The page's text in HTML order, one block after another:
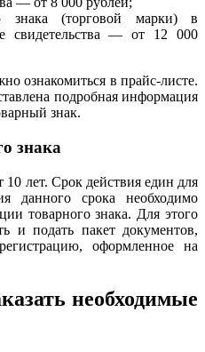
знака (торговой марки) в
свидетельства — от 12 000
ознакомиться в прайс-листе.
подробная информация
знак.
знака
лет. Срок действия един для
данного срока необходимо
товарного знака. Для этого
и подать пакет документов,
оформленное на
необходимые